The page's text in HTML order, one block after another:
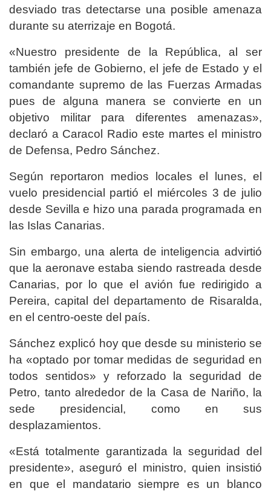
desviado tras detectarse una posible amenaza
durante su aterrizaje en Bogotá.
«Nuestro presidente de la República, al ser
también jefe de Gobierno, el jefe de Estado y el
comandante supremo de las Fuerzas Armadas
pues de alguna manera se convierte en un
objetivo militar para diferentes amenazas»,
declaró a Caracol Radio este martes el ministro
de Defensa, Pedro Sánchez.
Según reportaron medios locales el lunes, el
vuelo presidencial partió el miércoles 3 de julio
desde Sevilla e hizo una parada programada en
las Islas Canarias.
Sin embargo, una alerta de inteligencia advirtió
que la aeronave estaba siendo rastreada desde
Canarias, por lo que el avión fue redirigido a
Pereira, capital del departamento de Risaralda,
en el centro-oeste del país.
Sánchez explicó hoy que desde su ministerio se
ha «optado por tomar medidas de seguridad en
todos sentidos» y reforzado la seguridad de
Petro, tanto alrededor de la Casa de Nariño, la
sede presidencial, como en sus
desplazamientos.
«Está totalmente garantizada la seguridad del
presidente», aseguró el ministro, quien insistió
en que el mandatario siempre es un blanco